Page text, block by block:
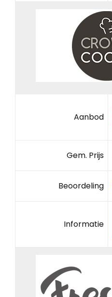
Aanbod
Gem. Prijs
Beoordeling
Informatie